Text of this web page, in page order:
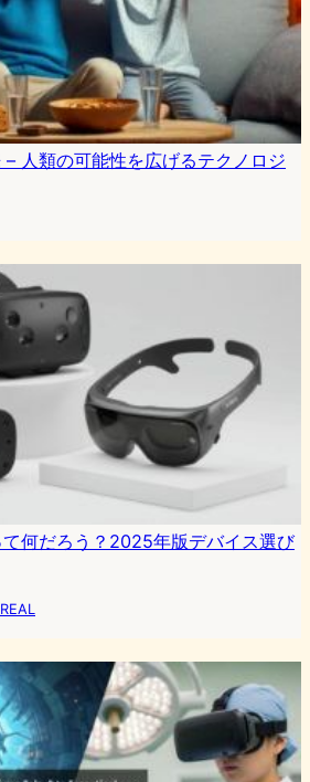
人類の可能性を広げるテクノロジ
何だろう？2025年版デバイス選び